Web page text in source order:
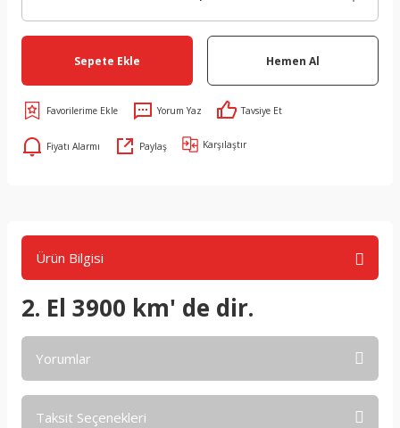
Sepete Ekle Hemen Al
Yorum Yaz Tavsiye Et
Fiyatı Alarmı Paylaş Karşılaştır
Ürün Bilgisi
2. El 3900 km' de dir.
Yorumlar
Taksit Seçenekleri